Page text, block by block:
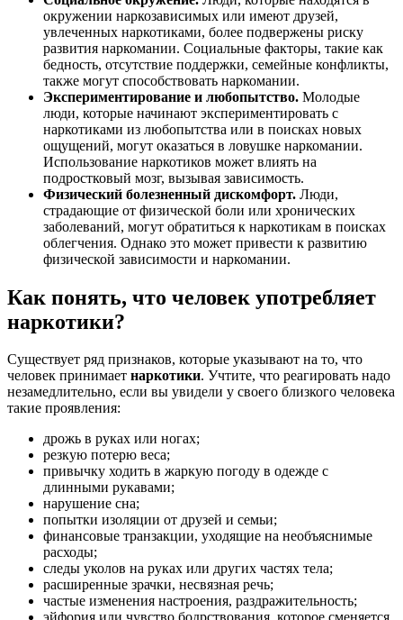
окружении наркозависимых или имеют друзей,
увлеченных наркотиками, более подвержены риску
развития наркомании. Социальные факторы, такие как
бедность, отсутствие поддержки, семейные конфликты,
также могут способствовать наркомании.
Экспериментирование и любопытство. Молодые
люди, которые начинают экспериментировать с
наркотиками из любопытства или в поисках новых
ощущений, могут оказаться в ловушке наркомании.
Использование наркотиков может влиять на
подростковый мозг, вызывая зависимость.
Физический болезненный дискомфорт. Люди,
страдающие от физической боли или хронических
заболеваний, могут обратиться к наркотикам в поисках
облегчения. Однако это может привести к развитию
физической зависимости и наркомании.
Как понять, что человек употребляет
наркотики?
Существует ряд признаков, которые указывают на то, что
человек принимает наркотики. Учтите, что реагировать надо
незамедлительно, если вы увидели у своего близкого человека
такие проявления:
дрожь в руках или ногах;
резкую потерю веса;
привычку ходить в жаркую погоду в одежде с
длинными рукавами;
нарушение сна;
попытки изоляции от друзей и семьи;
финансовые транзакции, уходящие на необъяснимые
расходы;
следы уколов на руках или других частях тела;
расширенные зрачки, несвязная речь;
частые изменения настроения, раздражительность;